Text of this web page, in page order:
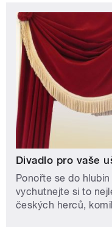
Divadlo pro vaše
Ponořte se do
vychutnejte si to
českých herců,